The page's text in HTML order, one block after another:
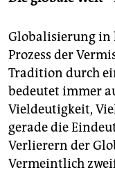
Globalisierung
Prozess der
Tradition durch
bedeutet immer
Vieldeutigkeit,
gerade die
Verlierern der
Vermeintlich